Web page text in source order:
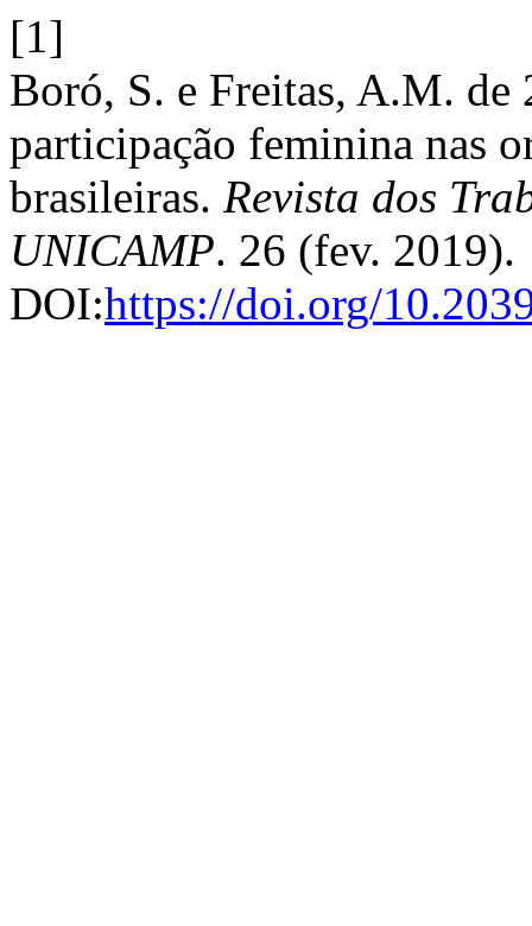
[1]
Boró, S. e Freitas, A.M. de
participação feminina nas
brasileiras. Revista dos
UNICAMP. 26 (fev. 2019).
DOI:https://doi.org/